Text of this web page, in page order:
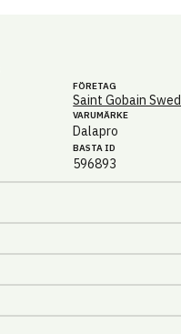
FÖRETAG
Saint Gobain
VARUMÄRKE
Dalapro
BASTA ID
596893